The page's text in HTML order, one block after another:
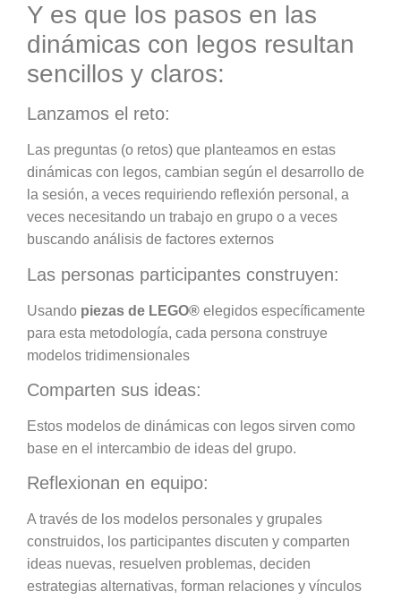
Y es que los pasos en las
dinámicas con legos resultan
sencillos y claros:
Lanzamos el reto:
Las preguntas (o retos) que planteamos en estas
dinámicas con legos, cambian según el desarrollo de
la sesión, a veces requiriendo reflexión personal, a
veces necesitando un trabajo en grupo o a veces
buscando análisis de factores externos
Las personas participantes construyen:
Usando piezas de LEGO® elegidos específicamente
para esta metodología, cada persona construye
modelos tridimensionales
Comparten sus ideas:
Estos modelos de dinámicas con legos sirven como
base en el intercambio de ideas del grupo.
Reflexionan en equipo:
A través de los modelos personales y grupales
construidos, los participantes discuten y comparten
ideas nuevas, resuelven problemas, deciden
estrategias alternativas, forman relaciones y vínculos